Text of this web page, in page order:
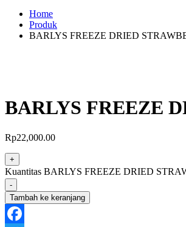
Home
Produk
BARLYS FREEZE DRIED
BARLYS FREEZE
Rp22,000.00
+
Kuantitas BARLYS FREEZE DRIED
-
Tambah ke keranjang